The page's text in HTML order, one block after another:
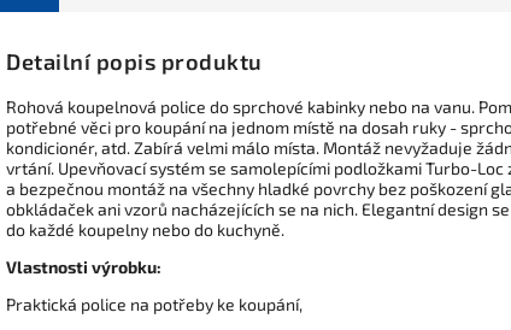
Detailní popis produktu
Rohová koupelnová police do sprchové kabinky nebo na vanu.
potřebné věci pro koupání na jednom místě na dosah ruky -
kondicionér, atd. Zabírá velmi málo místa. Montáž nevyžaduje
vrtání. Upevňovací systém se samolepícími podložkami Turbo-
a bezpečnou montáž na všechny hladké povrchy bez poškození
obkládaček ani vzorů nacházejících se na nich. Elegantní design
do každé koupelny nebo do kuchyně.
Vlastnosti výrobku:
Praktická police na potřeby ke koupání,